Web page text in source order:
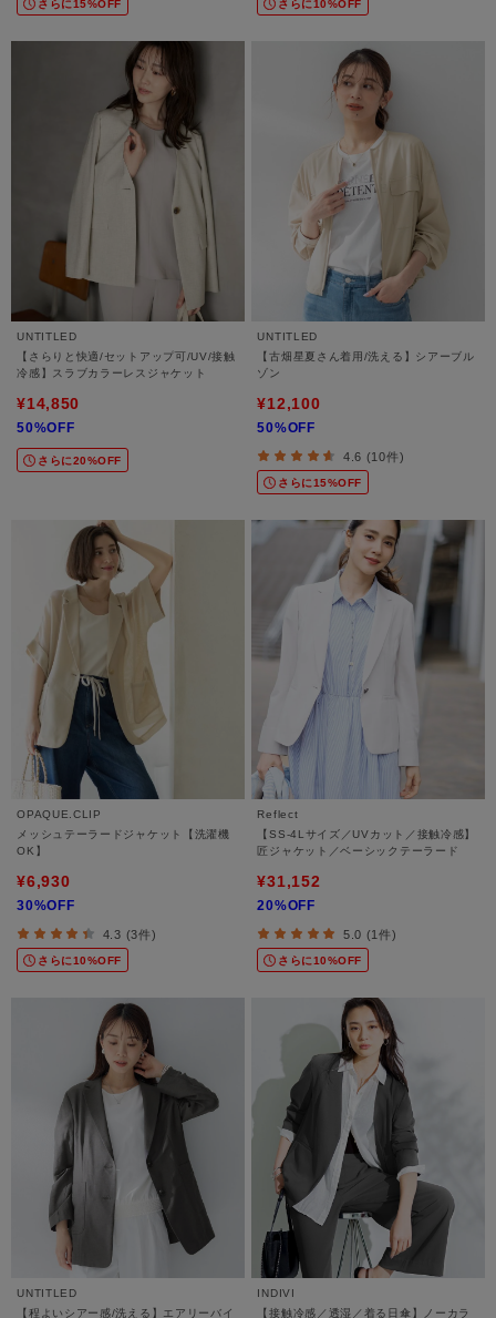
さらに15%OFF さらに10%OFF
UNTITLED
【さらりと快適/セットアップ可/UV/接触
冷感】スラブカラーレスジャケット
¥14,850
50%OFF
さらに20%OFF
UNTITLED
【古畑星夏さん着用/洗える】シアーブル
ゾン
¥12,100
50%OFF
4.6 (10件)
さらに15%OFF
OPAQUE.CLIP
メッシュテーラードジャケット【洗濯機
OK】
¥6,930
30%OFF
4.3 (3件)
さらに10%OFF
Reflect
【SS-4Lサイズ／UVカット／接触冷感】
匠ジャケット／ベーシックテーラード
¥31,152
20%OFF
5.0 (1件)
さらに10%OFF
UNTITLED
【程よいシアー感/洗える】エアリーバイ
INDIVI
【接触冷感／透湿／着る日傘】ノーカラ